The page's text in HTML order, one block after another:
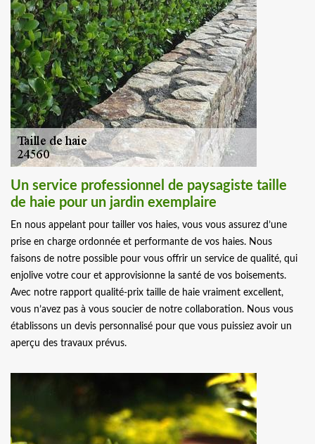
Un service professionnel de paysagiste taille
de haie pour un jardin exemplaire
En nous appelant pour tailler vos haies, vous vous assurez d’une
prise en charge ordonnée et performante de vos haies. Nous
faisons de notre possible pour vous offrir un service de qualité, qui
enjolive votre cour et approvisionne la santé de vos boisements.
Avec notre rapport qualité-prix taille de haie vraiment excellent,
vous n’avez pas à vous soucier de notre collaboration. Nous vous
établissons un devis personnalisé pour que vous puissiez avoir un
aperçu des travaux prévus.